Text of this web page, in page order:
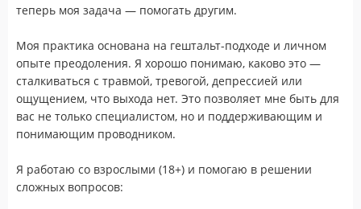
теперь моя задача — помогать другим.
Моя практика основана на гештальт-подходе и личном
опыте преодоления. Я хорошо понимаю, каково это —
сталкиваться с травмой, тревогой, депрессией или
ощущением, что выхода нет. Это позволяет мне быть для
вас не только специалистом, но и поддерживающим и
понимающим проводником.
Я работаю со взрослыми (18+) и помогаю в решении
сложных вопросов: